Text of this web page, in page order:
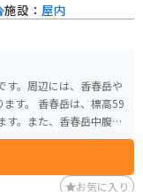
す。周辺には、香春岳や
標高59
。また、香春岳中腹に
す。 平尾台は、
ト台地です。羊の群れ
あります。ハイキング
施設： 屋内
お気に入り